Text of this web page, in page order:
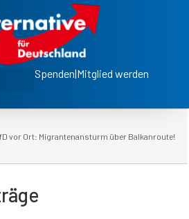
Spenden|Mitglied werden
vor Ort: Migrantenansturm über Balkanroute!